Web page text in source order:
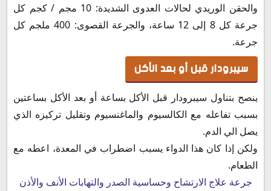
والحقن الوريدي لحالات العدوى الشديدة: 10 مجم / كجم كل
جرعة كل 8 إلى 12 ساعة، والجرعة القصوى: 400 ملجم كل
جرعة.
سيبرودار قبل أو بعد الأكل
ينصح بتناول سيبرودار قبل الأكل بساعة أو بعد الأكل بساعتين
بسبب تفاعله مع الكالسيوم والماغنسيوم وتقليل تركيزه الذي
يصل الي الدم.
ولكن إذا كان هذا الدواء يسبب اضطراب في المعدة، اعطه مع
الطعام.
جرعة علاج الارتشاح وحساسية الصدر والتهابات الأنف والأذن